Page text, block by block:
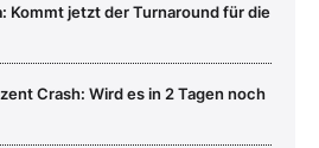
Kommt jetzt der Turnaround für die
Crash: Wird es in 2 Tagen noch